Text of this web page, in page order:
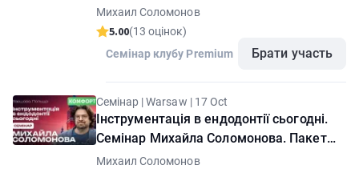
"Стандарт"
Михаил Соломонов
5.00(13 оцінок)
Семінар клубу Premium
Брати участь
Семінар | Warsaw | 17 Oct
Інструментація в ендодонтії сьогодні.
Семінар Михайла Соломонова. Пакет
"Комфорт"
Михаил Соломонов